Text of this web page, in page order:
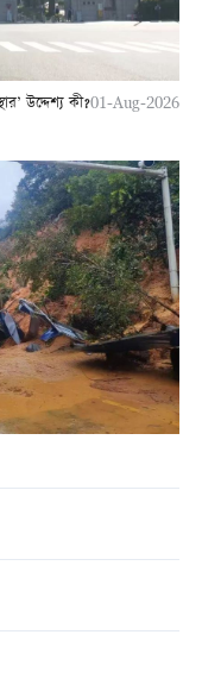
উদ্দেশ্য কী?01-Aug-2026